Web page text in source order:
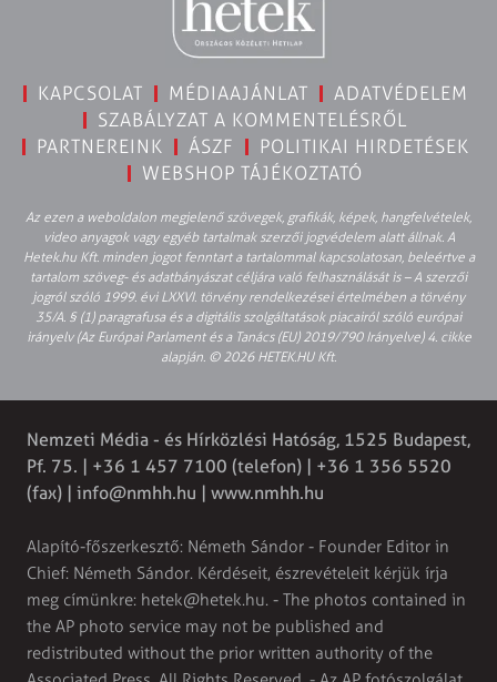
KAPCSOLAT MÉDIAAJÁNLAT
ADATVÉDELEM
SZABÁLYZAT A KOMMENTELÉSRŐL
PARTNEREINK
ÁSZF
POLITIKAI HIRDETÉSEK
WEBSHOP TÁJÉKOZTATÓ
Az ezen a weboldalon megjelenő szövegek, grafikák, képek, hangfelvételek,
video anyagok vagy egyéb tartalmak szerzői jogvédelem alatt állnak. A
Hetek.hu Kft. minden jogot fenntart a tartalommal kapcsolatosan, beleértve a
tartalom szöveg- és adatbányászat céljára való felhasználását is – A szerzői
jogról szóló 1999. évi LXXVI. törvény rendelkezései értelmében a törvény
35/A. § (1) paragrafusa és a digitális szolgáltatások piacairól szóló európai
irányelv (Az Európai Parlament és a Tanács (EU) 2019/790 Irányelve) 4. cikke
alapján. © 2026 HETEK.HU Kft.
Nemzeti Média - és Hírközlési Hatóság, 1525 Budapest,
Pf. 75. | +36 1 457 7100 (telefon) | +36 1 356 5520
(fax) | info@nmhh.hu | www.nmhh.hu
Alapító-főszerkesztő: Németh Sándor - Founder Editor in
Chief: Németh Sándor. Kérdéseit, észrevételeit kérjük írja
meg címünkre: hetek@hetek.hu. - The photos contained in
the AP photo service may not be published and
redistributed without the prior written authority of the